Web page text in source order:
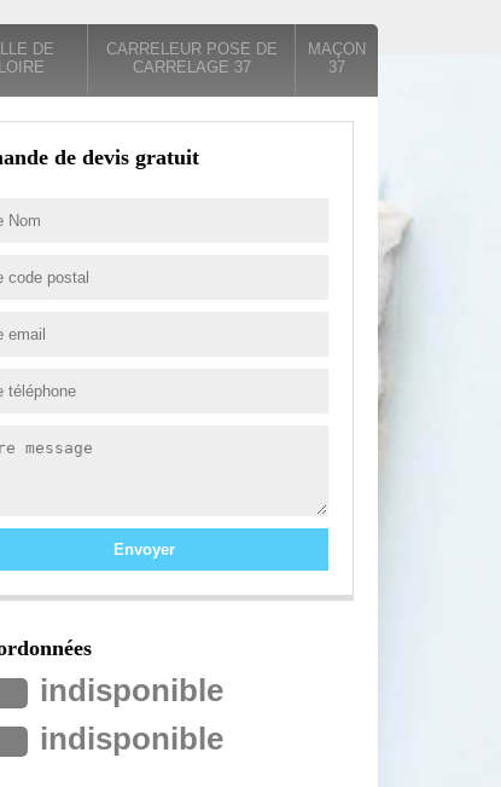
DE
CARRELEUR POSE DE
CARRELAGE 37
MAÇON
37
de devis gratuit
indisponible
indisponible